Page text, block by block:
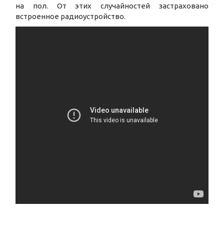
на пол. От этих случайностей застраховано
встроенное радиоустройство.